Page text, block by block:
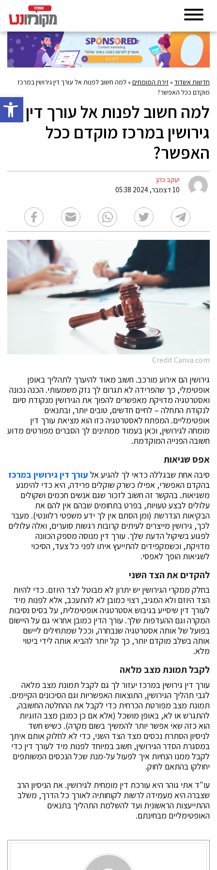
פתח
חדשות אשדוד» זירת המומחים» למה חשוב לפנות אל עורך דין גירושין במרכז
מוקדם ככל האפשר?
למה חשוב לפנות אל עורך דין
גירושין במרכז מוקדם ככל
האפשר?
יעקב כהן
10 דצמבר, 2024 05:38
Credit Canva.com
גירושין הם אירוע מורכב. חשוב מאוד להיערך לתהליך באופן
אופטימלי, כך שהפרידה לא תגרום לך נזק משמעותי. הכנה נכונה
ואסטרטגיה מדויקת מאפשרים להפוך את הגירושין מנקודת סיום
לנקודת התחלה – לחיים חדשים, טובים יותר, ובתנאים
אופטימליים. המפתח לאסטרטגיה כזו הוא מציאת עורך דין
מומחה לגירושין, וכאן בעמוד ממתינים לך הסברים מפורטים מדוע
חשובה הפנייה המוקדמת.
אפס שגיאות
סיבה אחת שבגללה כדאי לך להגיע אל עורך דין גירושין במרכז
בהקדם האפשרי, אפילו כשרק שוקלים פרידה, היא כדי להימנע
משגיאות. בהקשר זה חשוב לזכור שגם אנשים חכמים ושקולים
עלולים לבצע טעויות, בפרט בתחומים שבהם אין להם את
הבקיאות הנדרשת (ומן הסתם אין לך ידע משפטי רלוונטי). מעבר
לכך, גירושין מייצרים לעיתים קרובות רגשות סוערים, ואלה עלולים
לפגוע בשיקול הדעת שלך. עורך דין מנוסה מספק הכוונה
מדויקת, וכשמקפידים להתייעץ איתו לפני כל צעד, הסיכוי
לשגיאות הופך לאפסי.
להקדים את הצד השני
בחלק ממקרי הגירושין יש יתרון לא מבוטל לצד היוזם. כדי להיות
הצד היוזם ולא המגיב, רצוי כמובן לא להתעכב, אלא לפנות מיד
לעורך דין שיסייע בגיבוש אסטרטגיה אופטימלית, על בסיס נסיבות
המקרה וגם ההעדפות שלך. עורך הדין כמובן אחראי גם על היישום
בפועל של אותה אסטרטגיה שנבחרה, וככל שמתחילים ליישם
אותה בשלב מוקדם יותר, כך קל יותר להביא אותה לידי ביטוי
מלא.
לקבל תמונת מצב מלאה
עורך דין גירושין במרכז יעזור לך גם לקבל תמונת מצב מלאה
לגבי תהליך הגירושין, התוצאות האפשריות וגם הסיכונים הקיימים.
תמונת מצב מפורטת הכרחית כדי לקבל את ההחלטה החשובה,
להתגרש או לא, באופן מושכל (אלא אם כן כמובן מצב הזוגיות
הוא כזה שאי אפשר יותר להמשיך בשום מקרה). כשיש חשד
לניסיון הסתרת נכסים מצד הצד השני, כדי לא לחלוק אותם איתך
במסגרת הסדר הגירושין, חשוב במיוחד לפנות מיד לעורך דין כדי
לקבל ממנו הנחיות איך לפעול על-מנת שכל הנכסים המשותפים
יחולקו בהתאם לחוק.
עו"ד אתי גוהר היא עורכת דין מומחית לגירושין. את הניסיון הרב
שצברה היא מעמידה לרשות לקוחותיה לאורך כל הדרך, משלב
ההתייעצות הראשונית ועד להשלמת התהליך בתנאים
האופטימליים מבחינתם.